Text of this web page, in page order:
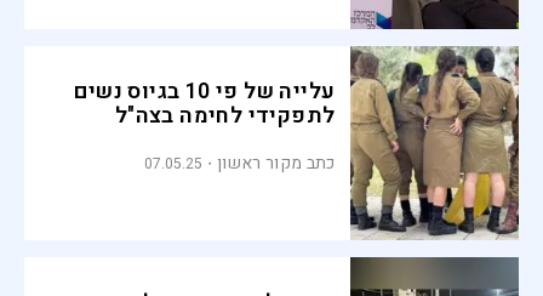
עלייה של פי 10 בגיוס נשים
לתפקידי לחימה בצה"ל
כתב מקור ראשון 07.05.25